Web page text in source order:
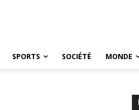
SPORTS SOCIÉTÉ MONDE